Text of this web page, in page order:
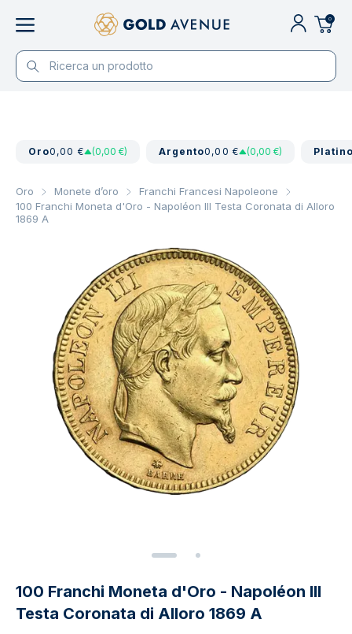
0
Oro0,00 € (0,00 €) Argento0,00 € (0,00 €)
Oro Monete d’oro
Franchi Francesi Napoleone
100 Franchi Moneta d'Oro - Napoléon III Testa Coronata di Alloro
1869 A
100 Franchi Moneta d'Oro - Napoléon III
Testa Coronata di Alloro 1869 A